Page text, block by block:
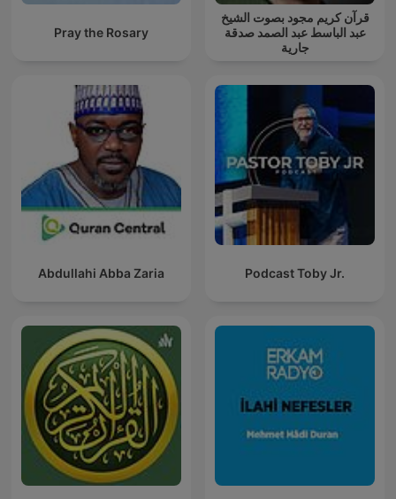
Pray the Rosary
قرآن كريم مجود بصوت الشيخ
عبد الباسط عبد الصمد صدقة
جارية
Abdullahi Abba Zaria Podcast Toby Jr.